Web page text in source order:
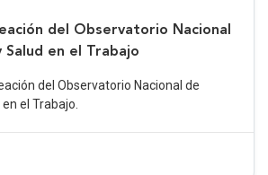
del Observatorio Nacional
Salud en el Trabajo
del Observatorio Nacional de
el Trabajo.